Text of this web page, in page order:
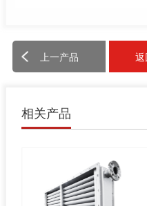
上一产品
相关产品